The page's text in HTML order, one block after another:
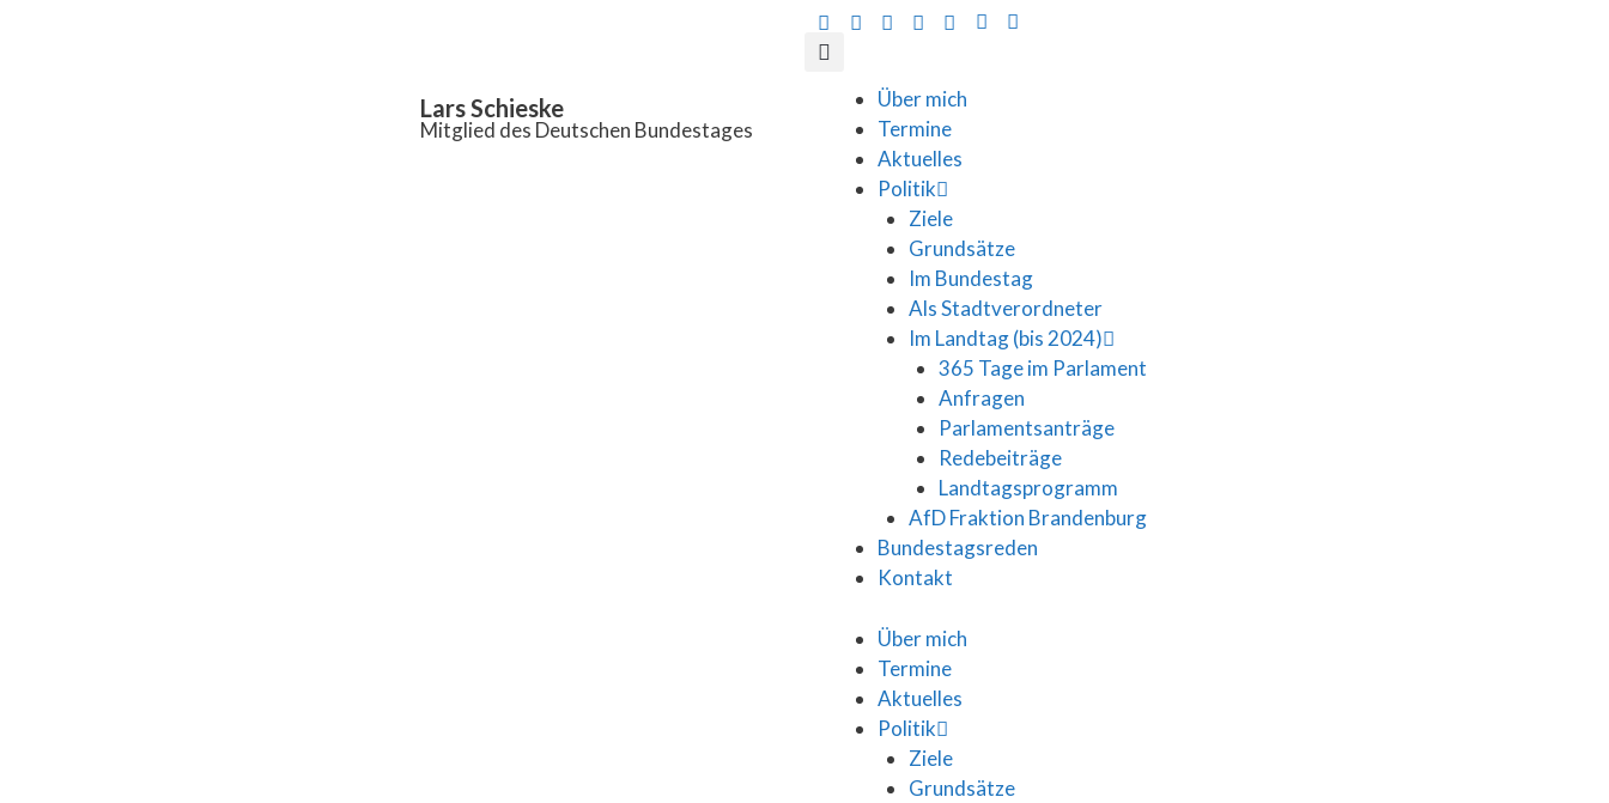
Lars Schieske
Mitglied des Deutschen Bundestages
Über mich
Termine
Aktuelles
Politik
Ziele
Grundsätze
Im Bundestag
Als Stadtverordneter
Im Landtag (bis 2024)
365 Tage im Parlament
Anfragen
Parlamentsanträge
Redebeiträge
Landtagsprogramm
AfD Fraktion Brandenburg
Bundestagsreden
Kontakt
Über mich
Termine
Aktuelles
Politik
Ziele
Grundsätze